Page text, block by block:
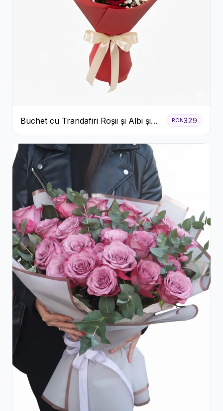
Buchet cu Trandafiri Roșii și Albi și
Gypsophila
RON329